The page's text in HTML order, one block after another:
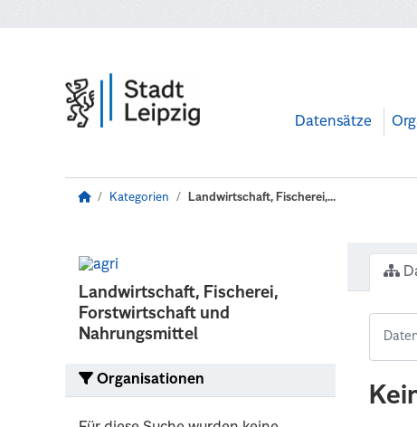
Datensätze
Kategorien Landwirtschaft, Fischerei,...
Landwirtschaft, Fischerei,
Forstwirtschaft und
Nahrungsmittel
Organisationen